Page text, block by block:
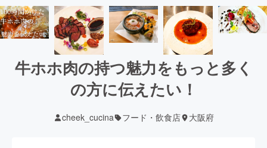
牛ホホ肉の持つ魅力をもっと多く
の方に伝えたい！
cheek_cucina フード・飲食店 大阪府